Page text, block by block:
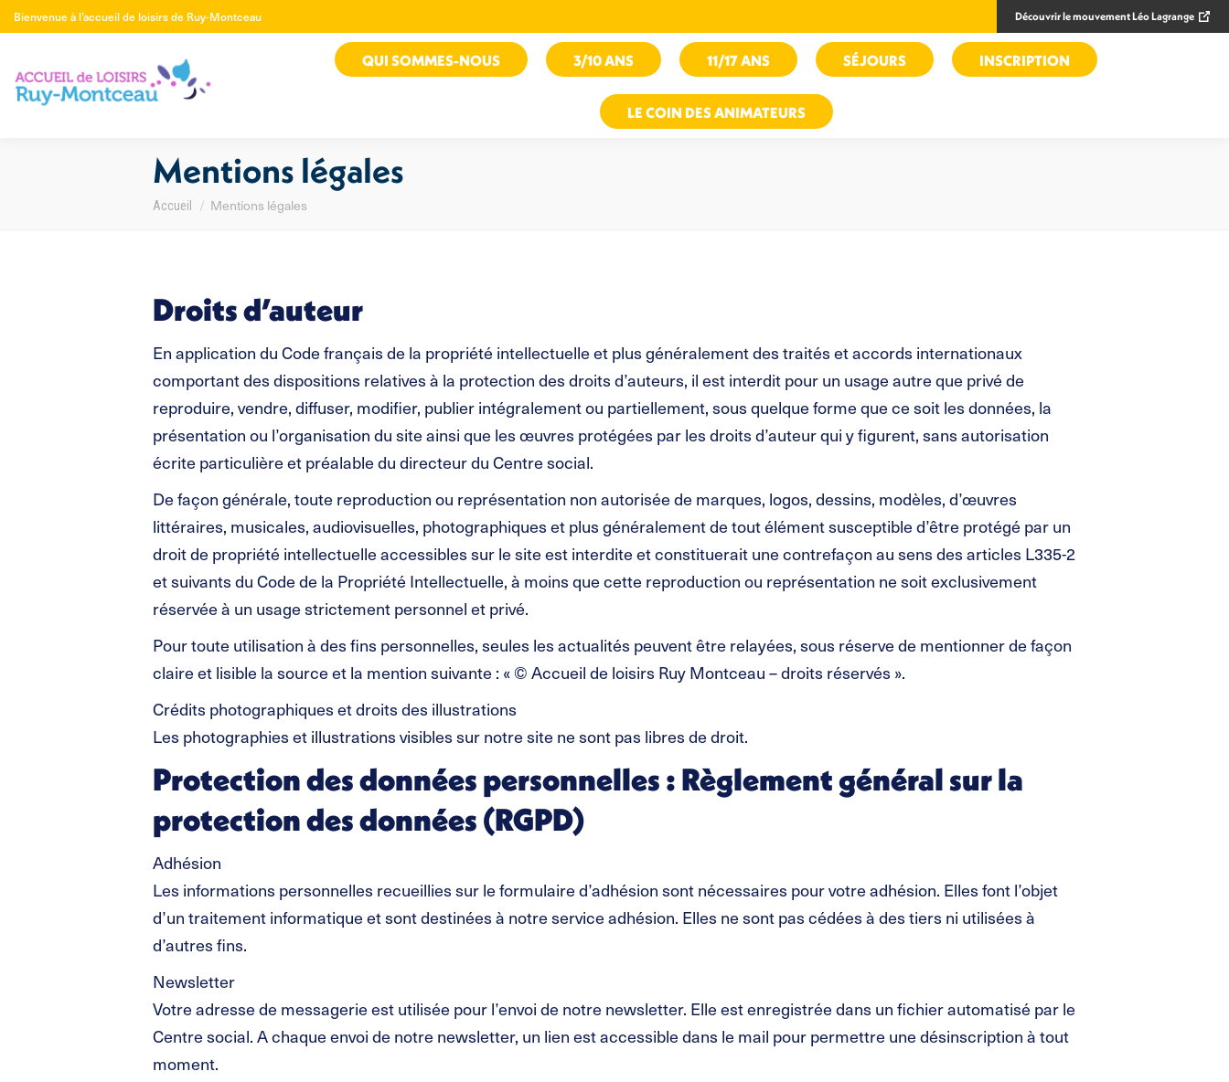
Bienvenue à l’accueil de loisirs de Ruy-Montceau Découvrir le mouvement Léo Lagrange
QUI SOMMES-NOUS 3/10 ANS 11/17 ANS SÉJOURS INSCRIPTION
LE COIN DES ANIMATEURS
Mentions légales
Vous êtes ici :
Accueil Mentions légales
Droits d’auteur
En application du Code français de la propriété intellectuelle et plus généralement des traités et accords internationaux
comportant des dispositions relatives à la protection des droits d’auteurs, il est interdit pour un usage autre que privé de
reproduire, vendre, diffuser, modifier, publier intégralement ou partiellement, sous quelque forme que ce soit les données, la
présentation ou l’organisation du site ainsi que les œuvres protégées par les droits d’auteur qui y figurent, sans autorisation
écrite particulière et préalable du directeur du Centre social.
De façon générale, toute reproduction ou représentation non autorisée de marques, logos, dessins, modèles, d’œuvres
littéraires, musicales, audiovisuelles, photographiques et plus généralement de tout élément susceptible d’être protégé par un
droit de propriété intellectuelle accessibles sur le site est interdite et constituerait une contrefaçon au sens des articles L335-2
et suivants du Code de la Propriété Intellectuelle, à moins que cette reproduction ou représentation ne soit exclusivement
réservée à un usage strictement personnel et privé.
Pour toute utilisation à des fins personnelles, seules les actualités peuvent être relayées, sous réserve de mentionner de façon
claire et lisible la source et la mention suivante : « © Accueil de loisirs Ruy Montceau – droits réservés ».
Crédits photographiques et droits des illustrations
Les photographies et illustrations visibles sur notre site ne sont pas libres de droit.
Protection des données personnelles : Règlement général sur la
protection des données (RGPD)
Adhésion
Les informations personnelles recueillies sur le formulaire d’adhésion sont nécessaires pour votre adhésion. Elles font l’objet
d’un traitement informatique et sont destinées à notre service adhésion. Elles ne sont pas cédées à des tiers ni utilisées à
d’autres fins.
Newsletter
Votre adresse de messagerie est utilisée pour l’envoi de notre newsletter. Elle est enregistrée dans un fichier automatisé par le
Centre social. A chaque envoi de notre newsletter, un lien est accessible dans le mail pour permettre une désinscription à tout
moment.